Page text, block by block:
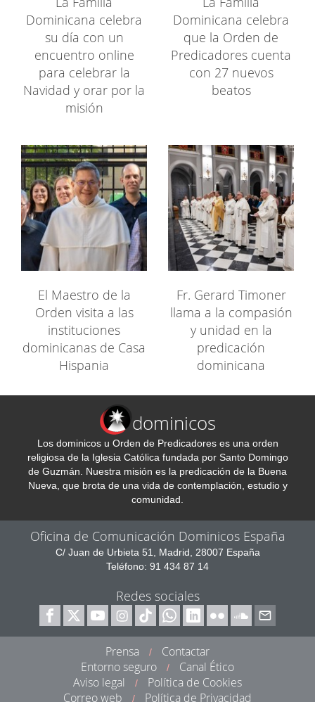
Dominicana celebra
su día con un
encuentro online
para celebrar la
Navidad y orar por la
misión
Dominicana celebra
que la Orden de
Predicadores cuenta
con 27 nuevos
beatos
El Maestro de la
Orden visita a las
instituciones
dominicanas de Casa
Hispania
Fr. Gerard Timoner
llama a la compasión
y unidad en la
predicación
dominicana
dominicos
Los dominicos u Orden de Predicadores es una orden
religiosa de la Iglesia Católica fundada por Santo Domingo
de Guzmán. Nuestra misión es la predicación de la Buena
Nueva, que brota de una vida de contemplación, estudio y
comunidad.
Oficina de Comunicación Dominicos España
C/ Juan de Urbieta 51, Madrid, 28007 España
Teléfono: 91 434 87 14
Redes sociales
Prensa /
Contactar
Entorno seguro
/
Canal Ético
Aviso legal
/
Política de Cookies
Correo web
/ Política de Privacidad